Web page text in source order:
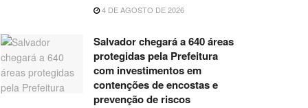
4 DE AGOSTO DE 2026
Salvador chegará a 640 áreas
protegidas pela Prefeitura
com investimentos em
contenções de encostas e
prevenção de riscos